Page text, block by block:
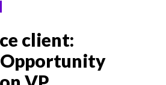
client: